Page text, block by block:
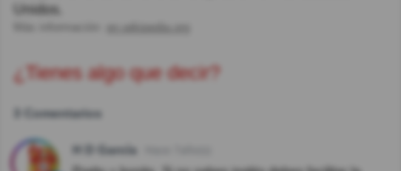
Unidos.
en.wikipedia.org
¿Tienes algo que decir?
3 Comentarios
H D García